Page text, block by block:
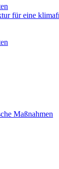
für eine
Maßnahmen